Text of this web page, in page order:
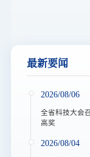
最新要闻
2026/08/06
全省科技大会
高奖
2026/08/04